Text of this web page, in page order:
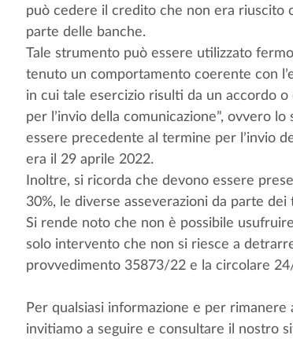
può cedere il credito che non era riuscito
parte delle banche.
Tale strumento può essere utilizzato
tenuto un comportamento coerente con
in cui tale esercizio risulti da un accordo
per l’invio della comunicazione”, ovvero
essere precedente al termine per l’invio
era il 29 aprile 2022.
Inoltre, si ricorda che devono essere
30%, le diverse asseverazioni da parte
Si rende noto che non è possibile
solo intervento che non si riesce a
provvedimento 35873/22 e la circolare
Per qualsiasi informazione e per
invitiamo a seguire e consultare il nostro